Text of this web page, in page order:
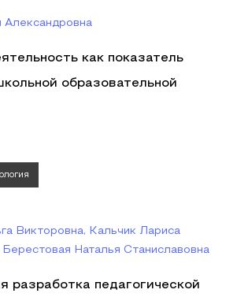
Александровна
как показатель
образовательной
Викторовна, Кальчик Лариса
Наталья Станиславовна
разработка педагогической